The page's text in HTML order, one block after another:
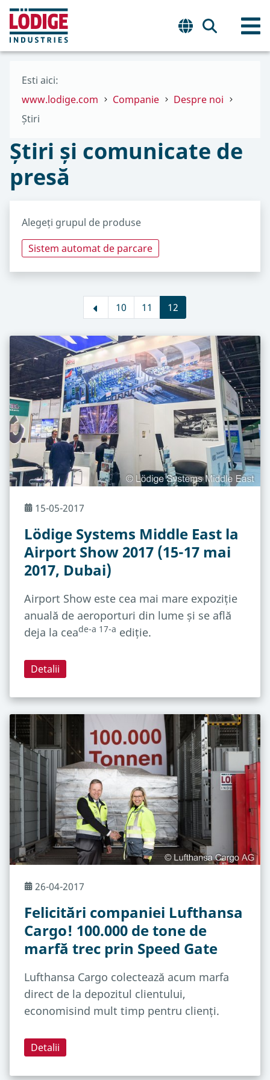
Esti aici:
www.lodige.com
Companie
Despre noi
Știri
Știri și comunicate de
presă
Alegeți grupul de produse
Sistem automat de parcare
10 11 12
15-05-2017
Lödige Systems Middle East la
Airport Show 2017 (15-17 mai
2017, Dubai)
Airport Show este cea mai mare expoziție
anuală de aeroporturi din lume și se află
deja la ceade-a 17-a ediție.
Detalii
26-04-2017
Felicitări companiei Lufthansa
Cargo! 100.000 de tone de
marfă trec prin Speed Gate
Lufthansa Cargo colectează acum marfa
direct de la depozitul clientului,
economisind mult timp pentru clienți.
Detalii